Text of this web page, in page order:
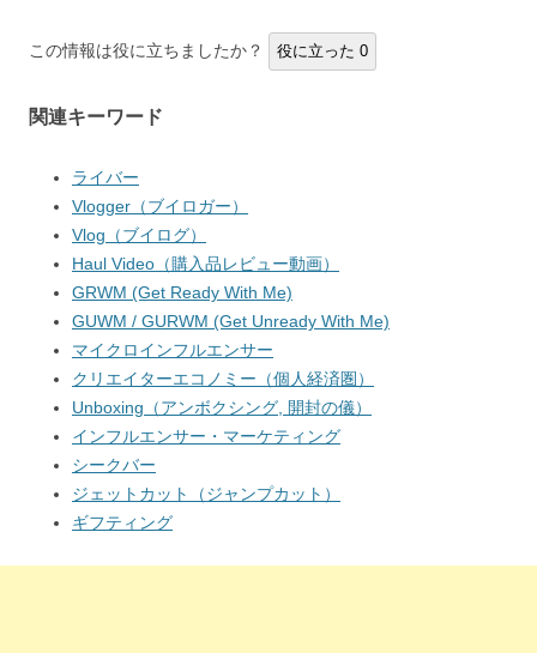
この情報は役に立ちましたか？ 役に立った 0
関連キーワード
ライバー
Vlogger（ブイロガー）
Vlog（ブイログ）
Haul Video（購入品レビュー動画）
GRWM (Get Ready With Me)
GUWM / GURWM (Get Unready With Me)
マイクロインフルエンサー
クリエイターエコノミー（個人経済圏）
Unboxing（アンボクシング, 開封の儀）
インフルエンサー・マーケティング
シークバー
ジェットカット（ジャンプカット）
ギフティング